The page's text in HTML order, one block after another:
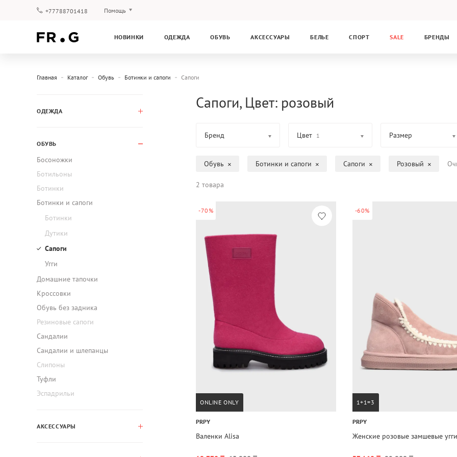
+77788701418 Помощь
Гарантия
НОВИНКИ ОДЕЖДА ОБУВЬ АКСЕССУАРЫ БЕЛЬЕ СПОРТ SALE БРЕНДЫ
Главная Каталог Обувь Ботинки и сапоги Сапоги
ОДЕЖДА
ОБУВЬ
Босоножки
Ботильоны
Ботинки
Ботинки и сапоги
Ботинки
Дутики
Сапоги
Угги
Домашние тапочки
Кроссовки
Обувь без задника
Резиновые сапоги
Сандалии
Сандалии и шлепанцы
Слипоны
Туфли
Эспадрильи
АКСЕССУАРЫ
Сапоги, Цвет: розовый
Бренд Цвет 1 Размер
Обувь Ботинки и сапоги Сапоги Розовый
2 товара
-70%
ONLINE ONLY
PRPY
Валенки Alisa
-60%
1+1=3
PRPY
Женские розовые замшевые угги